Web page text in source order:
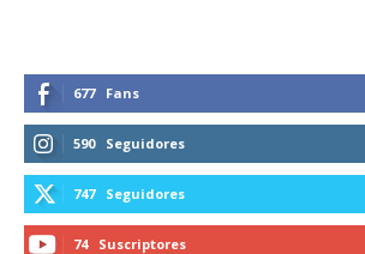
677 Fans
590 Seguidores
747 Seguidores
74 Suscriptores